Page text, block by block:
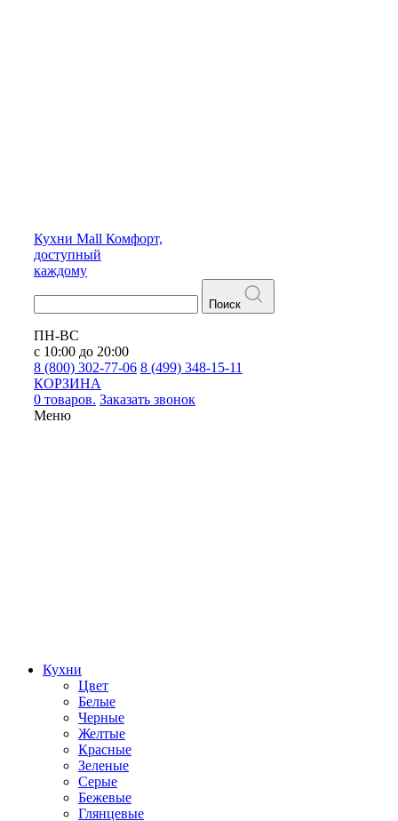
Кухни Mall Комфорт,
доступный
каждому
Поиск
ПН-ВС
с 10:00 до 20:00
8 (800) 302-77-06 8 (499) 348-15-11
КОРЗИНА
0 товаров. Заказать звонок
Меню
Кухни
Цвет
Белые
Черные
Желтые
Красные
Зеленые
Серые
Бежевые
Глянцевые